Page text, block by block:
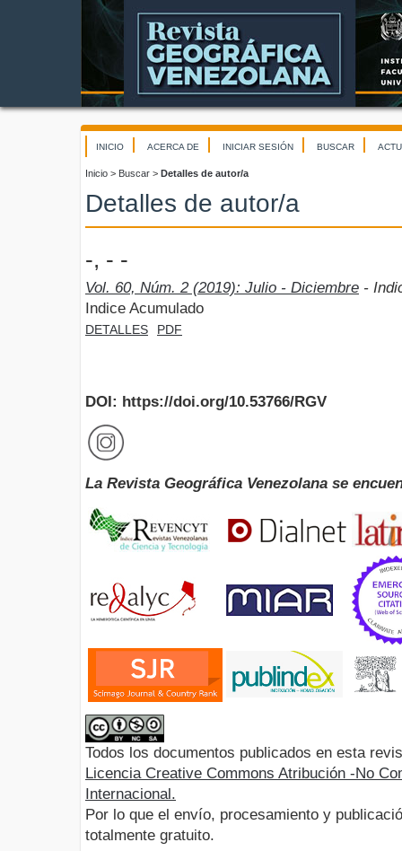
INICIO ACERCA DE INICIAR SESIÓN BUSCAR
Inicio > Buscar > Detalles de autor/a
Detalles de autor/a
-, - -
Vol. 60, Núm. 2 (2019): Julio - Diciembre -
Indice Acumulado
DETALLES PDF
DOI: https://doi.org/10.53766/RGV
La Revista Geográfica Venezolana se
Todos los documentos publicados en esta
Licencia Creative Commons Atribución -No
Internacional.
Por lo que el envío, procesamiento y
totalmente gratuito.